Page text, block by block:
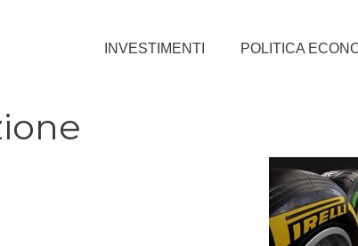
INVESTIMENTI POLITICA